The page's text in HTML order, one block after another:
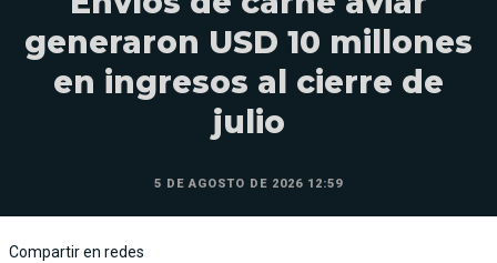
generaron USD 10 millones
en ingresos al cierre de
julio
5 DE AGOSTO DE 2026 12:59
Compartir en redes